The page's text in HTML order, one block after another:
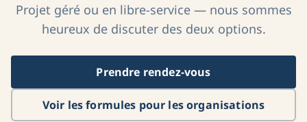
Projet géré ou en libre-service — nous sommes
heureux de discuter des deux options.
Prendre rendez-vous
Voir les formules pour les organisations